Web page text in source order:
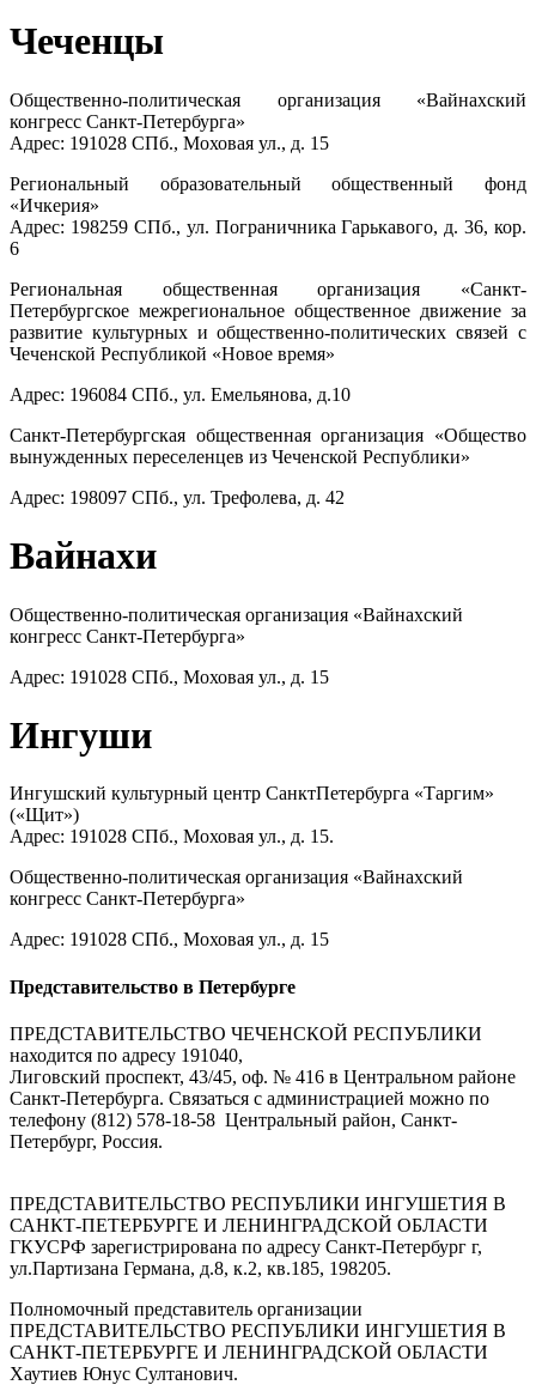
Чеченцы
Общественно-политическая организация «Вайнахский
конгресс Санкт-Петербурга»
Адрес: 191028 СПб., Моховая ул., д. 15
Региональный образовательный общественный фонд
«Ичкерия»
Адрес: 198259 СПб., ул. Пограничника Гарькавого, д. 36, кор.
6
Региональная общественная организация «Санкт-
Петербургское межрегиональное общественное движение за
развитие культурных и общественно-политических связей с
Чеченской Республикой «Новое время»
Адрес: 196084 СПб., ул. Емельянова, д.10
Санкт-Петербургская общественная организация «Общество
вынужденных переселенцев из Чеченской Республики»
Адрес: 198097 СПб., ул. Трефолева, д. 42
Вайнахи
Общественно-политическая организация «Вайнахский
конгресс Санкт-Петербурга»
Адрес: 191028 СПб., Моховая ул., д. 15
Ингуши
Ингушский культурный центр Санкт­Петербурга «Таргим»
(«Щит»)
Адрес: 191028 СПб., Моховая ул., д. 15.
Общественно-политическая организация «Вайнахский
конгресс Санкт-Петербурга»
Адрес: 191028 СПб., Моховая ул., д. 15
Представительство в Петербурге
ПРЕДСТАВИТЕЛЬСТВО ЧЕЧЕНСКОЙ РЕСПУБЛИКИ
находится по адресу 191040,
Лиговский проспект, 43/45, оф. № 416 в Центральном районе
Санкт-Петербурга. Связаться с администрацией можно по
телефону (812) 578-18-58 Центральный район, Санкт-
Петербург, Россия.
ПРЕДСТАВИТЕЛЬСТВО РЕСПУБЛИКИ ИНГУШЕТИЯ В
САНКТ-ПЕТЕРБУРГЕ И ЛЕНИНГРАДСКОЙ ОБЛАСТИ
ГКУСРФ зарегистрирована по адресу Санкт-Петербург г,
ул.Партизана Германа, д.8, к.2, кв.185, 198205.
Полномочный представитель организации
ПРЕДСТАВИТЕЛЬСТВО РЕСПУБЛИКИ ИНГУШЕТИЯ В
САНКТ-ПЕТЕРБУРГЕ И ЛЕНИНГРАДСКОЙ ОБЛАСТИ
Хаутиев Юнус Султанович.